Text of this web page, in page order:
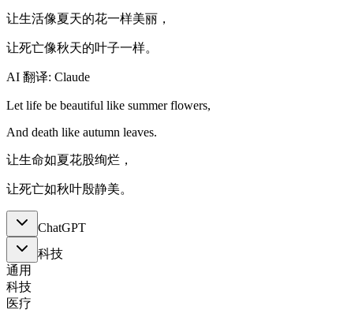
让生活像夏天的花一样美丽，
让死亡像秋天的叶子一样。
AI 翻译: Claude
Let life be beautiful like summer flowers,
And death like autumn leaves.
让生命如夏花股绚烂，
让死亡如秋叶殷静美。
ChatGPT
科技
通用
科技
医疗